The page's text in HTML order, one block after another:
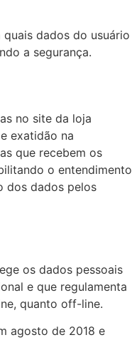
dados do usuário
a segurança.
no site da loja
exatidão na
que recebem os
o entendimento
dos dados pelos
os dados pessoais
e que regulamenta
quanto off-line.
agosto de 2018 e